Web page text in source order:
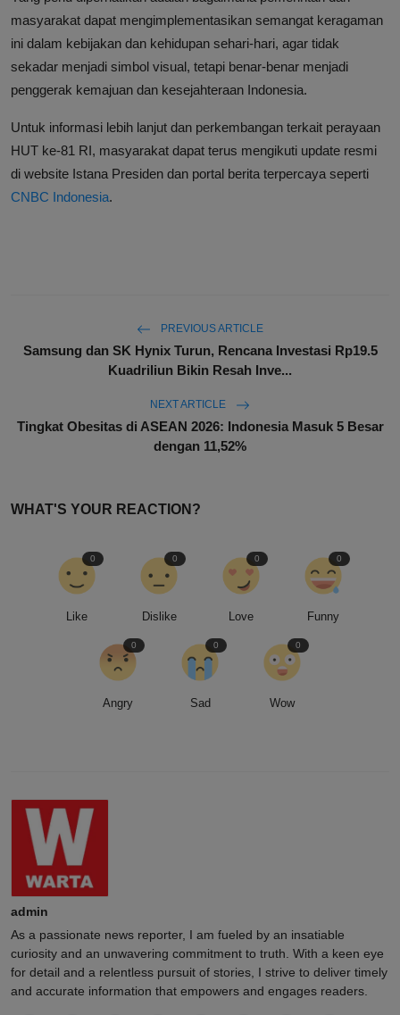
masyarakat dapat mengimplementasikan semangat keragaman
ini dalam kebijakan dan kehidupan sehari-hari, agar tidak
sekadar menjadi simbol visual, tetapi benar-benar menjadi
penggerak kemajuan dan kesejahteraan Indonesia.
Untuk informasi lebih lanjut dan perkembangan terkait perayaan
HUT ke-81 RI, masyarakat dapat terus mengikuti update resmi
di website Istana Presiden dan portal berita terpercaya seperti
CNBC Indonesia.
PREVIOUS ARTICLE
Samsung dan SK Hynix Turun, Rencana Investasi Rp19.5
Kuadriliun Bikin Resah Inve...
NEXT ARTICLE
Tingkat Obesitas di ASEAN 2026: Indonesia Masuk 5 Besar
dengan 11,52%
WHAT'S YOUR REACTION?
Like
0
Dislike
0
Love
0
Funny
0
Angry
0
Sad
0
Wow
0
admin
As a passionate news reporter, I am fueled by an insatiable
curiosity and an unwavering commitment to truth. With a keen eye
for detail and a relentless pursuit of stories, I strive to deliver timely
and accurate information that empowers and engages readers.